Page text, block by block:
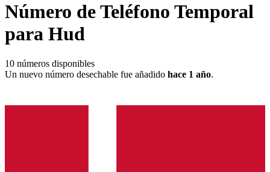
Número de Teléfono Temporal
para Hud
10 números disponibles
Un nuevo número desechable fue añadido hace 1 año.